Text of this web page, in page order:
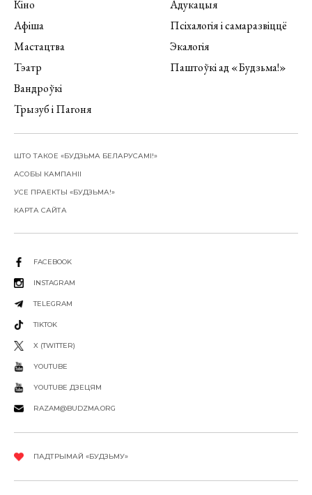
Кіно
Афіша
Мастацтва
Тэатр
Вандроўкі
Трызуб і Пагоня
Адукацыя
Псіхалогія і самаразвіццё
Экалогія
Паштоўкі ад «Будзьма!»
ШТО ТАКОЕ «БУДЗЬМА БЕЛАРУСАМІ!»
АСОБЫ КАМПАНІІ
УСЕ ПРАЕКТЫ «БУДЗЬМА!»
КАРТА САЙТА
FACEBOOK
INSTAGRAM
TELEGRAM
TIKTOK
X (TWITTER)
YOUTUBE
YOUTUBE ДЗЕЦЯМ
RAZAM@BUDZMA.ORG
ПАДТРЫМАЙ «БУДЗЬМУ»